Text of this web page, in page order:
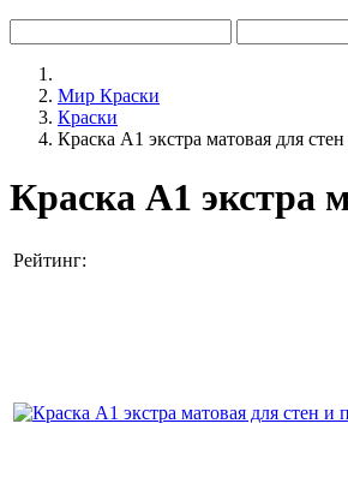
Мир Краски
Краски
Краска A1 экстра матовая для
Краска A1 экстра
Рейтинг: